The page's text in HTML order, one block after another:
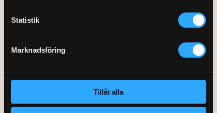
Statistik
Marknadsföring
Tillåt alla
Ett skrivbord för din stringhylla, med eller utan höj och
Olika string organizers i form av små kärl, men även
Med String’s hyllsystem är det nästan bara fantasin som